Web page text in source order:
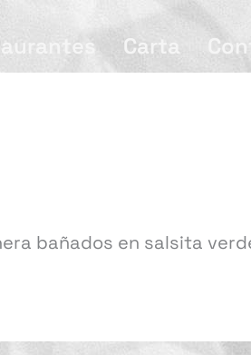
Carta
bañados en salsita